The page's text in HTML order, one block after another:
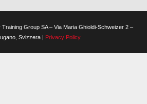
Group SA – Via Maria Ghioldi-Schweizer 2 –
Svizzera | Privacy Policy